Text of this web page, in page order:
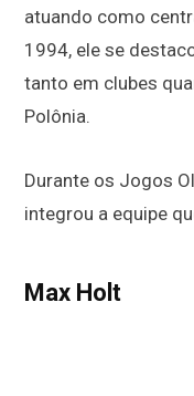
atuando como
1994, ele se
tanto em clubes
Polônia.
Durante os Jogos
integrou a equipe
Max Holt